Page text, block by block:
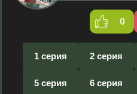
0
1 серия 2 серия
5 серия 6 серия